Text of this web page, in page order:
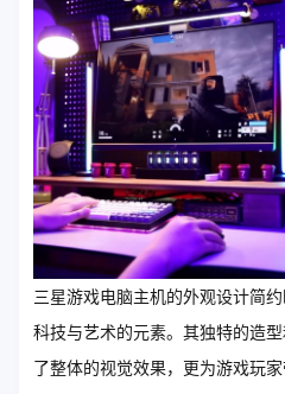
三星游戏电脑主机的外观设计简
科技与艺术的元素。其独特的造
了整体的视觉效果，更为游戏玩